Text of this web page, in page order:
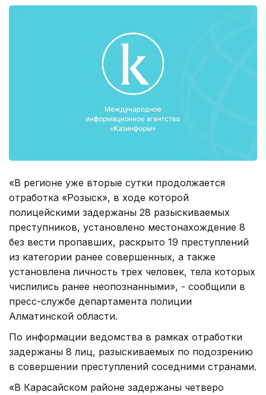
«В регионе уже вторые сутки продолжается
отработка «Розыск», в ходе которой
полицейскими задержаны 28 разыскиваемых
преступников, установлено местонахождение 8
без вести пропавших, раскрыто 19 преступлений
из категории ранее совершенных, а также
установлена личность трех человек, тела которых
числились ранее неопознанными», - сообщили в
пресс-службе департамента полиции
Алматинской области.
По информации ведомства в рамках отработки
задержаны 8 лиц, разыскиваемых по подозрению
в совершении преступлений соседними странами.
«В Карасайском районе задержаны четверо